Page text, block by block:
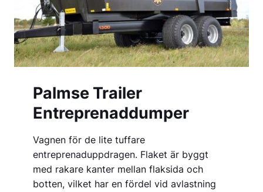
Palmse Trailer
Entreprenaddumper
Vagnen för de lite tuffare
entreprenaduppdragen. Flaket är byggt
med rakare kanter mellan flaksida och
botten, vilket har en fördel vid avlastning